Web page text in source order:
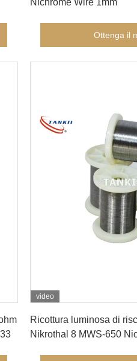
Nichrome Wire 1mm
Ottenga il
video
Ricottura luminosa di
Nikrothal 8 MWS-650